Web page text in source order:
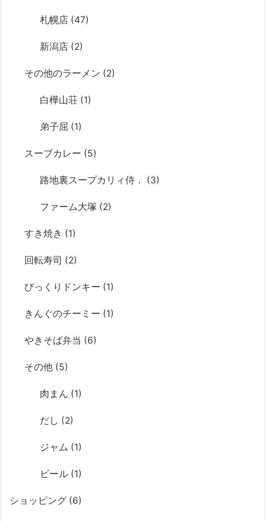
札幌店 (47)
新潟店 (2)
その他のラーメン (2)
白樺山荘 (1)
弟子屈 (1)
スープカレー (5)
路地裏スープカリィ侍． (3)
ファーム大塚 (2)
すき焼き (1)
回転寿司 (2)
びっくりドンキー (1)
きんぐのチーミー (1)
やきそば弁当 (6)
その他 (5)
肉まん (1)
だし (2)
ジャム (1)
ビール (1)
ショッピング (6)